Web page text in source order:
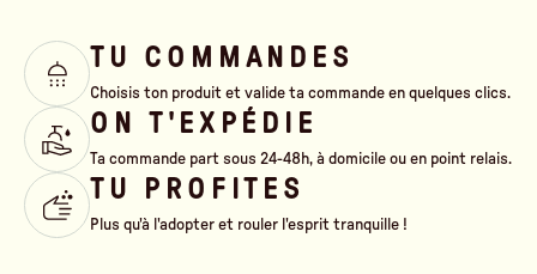
TU COMMANDES
Choisis ton produit et valide ta commande en quelques clics.
ON T'EXPÉDIE
Ta commande part sous 24-48h, à domicile ou en point relais.
TU PROFITES
Plus qu'à l'adopter et rouler l'esprit tranquille !